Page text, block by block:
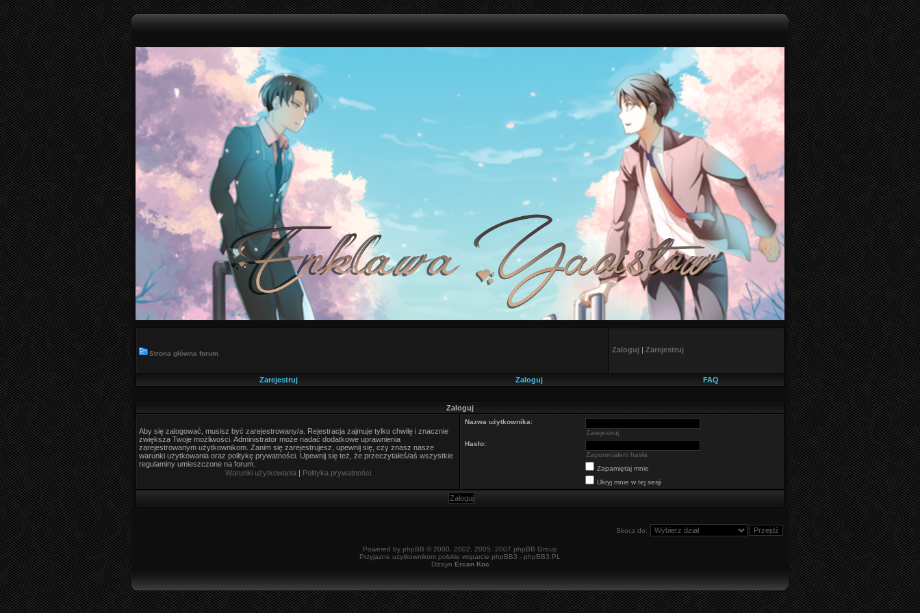
Strona główna forum Zaloguj | Zarejestruj
Zarejestruj Zaloguj FAQ
Zaloguj
Aby się zalogować, musisz być zarejestrowany/a. Rejestracja zajmuje tylko chwilę i znacznie
zwiększa Twoje możliwości. Administrator może nadać dodatkowe uprawnienia
zarejestrowanym użytkownikom. Zanim się zarejestrujesz, upewnij się, czy znasz nasze
warunki użytkowania oraz politykę prywatności. Upewnij się też, że przeczytałeś/aś wszystkie
regulaminy umieszczone na forum.
Warunki użytkowania | Polityka prywatności
Nazwa użytkownika:
Zarejestruj
Hasło:
Zapomniałem hasła
Zapamiętaj mnie
Ukryj mnie w tej sesji
Skocz do:
Powered by phpBB © 2000, 2002, 2005, 2007 phpBB Group
Przyjazne użytkownikom polskie wsparcie phpBB3 - phpBB3.PL
Dizayn Ercan Koc